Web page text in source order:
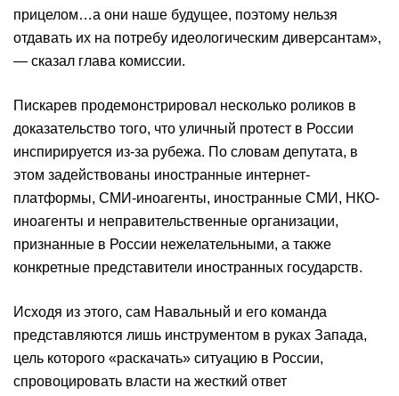
прицелом…а они наше будущее, поэтому нельзя
отдавать их на потребу идеологическим диверсантам»,
— сказал глава комиссии.
Пискарев продемонстрировал несколько роликов в
доказательство того, что уличный протест в России
инспирируется из-за рубежа. По словам депутата, в
этом задействованы иностранные интернет-
платформы, СМИ-иноагенты, иностранные СМИ, НКО-
иноагенты и неправительственные организации,
признанные в России нежелательными, а также
конкретные представители иностранных государств.
Исходя из этого, сам Навальный и его команда
представляются лишь инструментом в руках Запада,
цель которого «раскачать» ситуацию в России,
спровоцировать власти на жесткий ответ